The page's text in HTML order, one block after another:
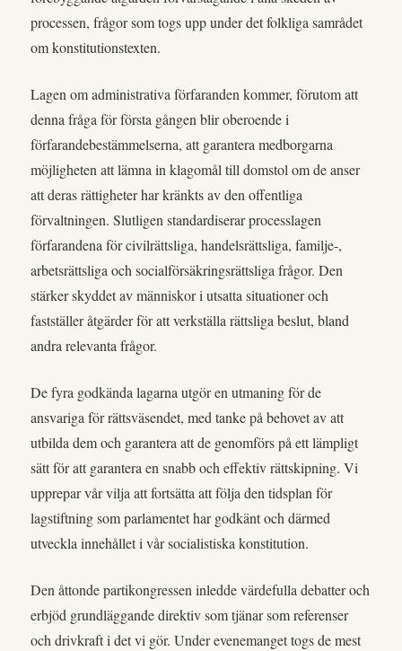
processen, frågor som togs upp under det folkliga samrådet
om konstitutionstexten.
Lagen om administrativa förfaranden kommer, förutom att
denna fråga för första gången blir oberoende i
förfarandebestämmelserna, att garantera medborgarna
möjligheten att lämna in klagomål till domstol om de anser
att deras rättigheter har kränkts av den offentliga
förvaltningen. Slutligen standardiserar processlagen
förfarandena för civilrättsliga, handelsrättsliga, familje-,
arbetsrättsliga och socialförsäkringsrättsliga frågor. Den
stärker skyddet av människor i utsatta situationer och
fastställer åtgärder för att verkställa rättsliga beslut, bland
andra relevanta frågor.
De fyra godkända lagarna utgör en utmaning för de
ansvariga för rättsväsendet, med tanke på behovet av att
utbilda dem och garantera att de genomförs på ett lämpligt
sätt för att garantera en snabb och effektiv rättskipning. Vi
upprepar vår vilja att fortsätta att följa den tidsplan för
lagstiftning som parlamentet har godkänt och därmed
utveckla innehållet i vår socialistiska konstitution.
Den åttonde partikongressen inledde värdefulla debatter och
erbjöd grundläggande direktiv som tjänar som referenser
och drivkraft i det vi gör. Under evenemanget togs de mest